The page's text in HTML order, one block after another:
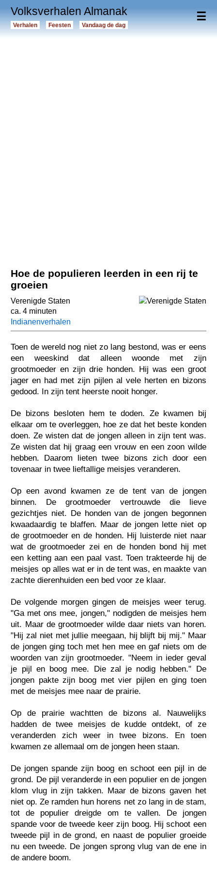
☰
Volksverhalen Almanak
Verhalen Feesten Vandaag de dag
Hoe de populieren leerden in een rij te
groeien
Verenigde Staten
ca. 4 minuten
Indianenverhalen
Toen de wereld nog niet zo lang bestond, was er eens
een weeskind dat alleen woonde met zijn
grootmoeder en zijn drie honden. Hij was een groot
jager en had met zijn pijlen al vele herten en bizons
gedood. In zijn tent heerste nooit honger.
De bizons besloten hem te doden. Ze kwamen bij
elkaar om te overleggen, hoe ze dat het beste konden
doen. Ze wisten dat de jongen alleen in zijn tent was.
Ze wisten dat hij graag een vrouw en een zoon wilde
hebben. Daarom lieten twee bizons zich door een
tovenaar in twee lieftallige meisjes veranderen.
Op een avond kwamen ze de tent van de jongen
binnen. De grootmoeder vertrouwde die lieve
gezichtjes niet. De honden van de jongen begonnen
kwaadaardig te blaffen. Maar de jongen lette niet op
de grootmoeder en de honden. Hij luisterde niet naar
wat de grootmoeder zei en de honden bond hij met
een ketting aan een paal vast. Toen trakteerde hij de
meisjes op alles wat er in de tent was, en maakte van
zachte dierenhuiden een bed voor ze klaar.
De volgende morgen gingen de meisjes weer terug.
"Ga met ons mee, jongen," nodigden de meisjes hem
uit. Maar de grootmoeder wilde daar niets van horen.
"Hij zal niet met jullie meegaan, hij blijft bij mij." Maar
de jongen ging toch met hen mee en gaf niets om de
woorden van zijn grootmoeder. "Neem in ieder geval
je pijl en boog mee. Die zal je nodig hebben." De
jongen pakte zijn boog met vier pijlen en ging toen
met de meisjes mee naar de prairie.
Op de prairie wachtten de bizons al. Nauwelijks
hadden de twee meisjes de kudde ontdekt, of ze
veranderden zich weer in twee bizons. En toen
kwamen ze allemaal om de jongen heen staan.
De jongen spande zijn boog en schoot een pijl in de
grond. De pijl veranderde in een populier en de jongen
klom vlug in zijn takken. Maar de bizons gaven het
niet op. Ze ramden hun horens net zo lang in de stam,
tot de populier dreigde om te vallen. De jongen
spande voor de tweede keer zijn boog. Hij schoot een
tweede pijl in de grond, en naast de populier groeide
nu een tweede. De jongen sprong vlug van de ene in
de andere boom.